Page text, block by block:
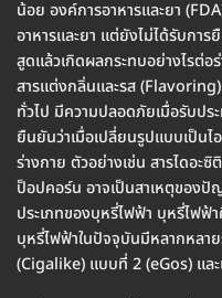
น้อย องค์การอาหารและยา
อาหารและยา แต่ยังไม่ได้รับกา
สูดแล้วเกิดผลกระทบอย่างไรต่อ
สารแต่งกลิ่นและรส (Flavoring)
ทั่วไป มีความปลอดภัยเมื่อรับปร
ยืนยันว่าเมื่อเปลี่ยนรูปแบบเป็น
ร่างกาย ตัวอย่างเช่น สารไดอะ
ป็อปคอร์น อาจเป็นสาเหตุของปั
ประเภทของบุหรี่ไฟฟ้า บุหรี่ไฟฟ้า
บุหรี่ไฟฟ้าในปัจจุบันมีหลากหล
(Cigalike) แบบที่ 2 (eGos) แล